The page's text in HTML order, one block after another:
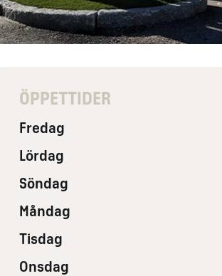
ÖPPETTIDER
Fredag
Lördag
Söndag
Måndag
Tisdag
Onsdag